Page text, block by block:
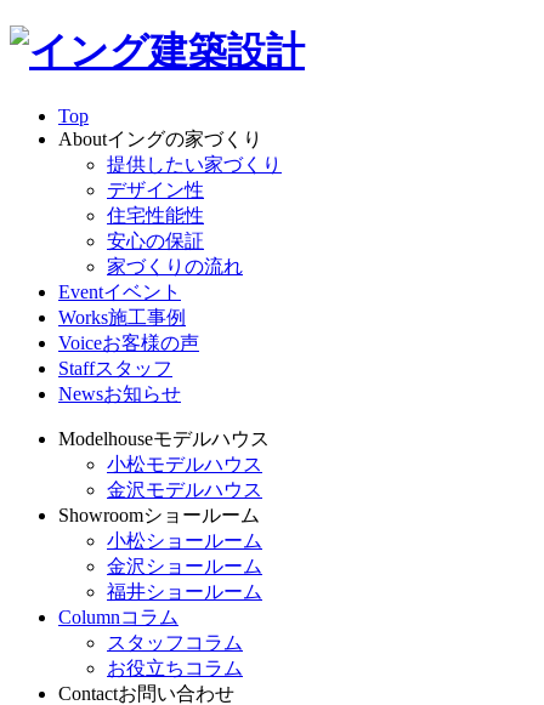
Top
Aboutイングの家づくり
提供したい家づくり
デザイン性
住宅性能性
安心の保証
家づくりの流れ
Eventイベント
Works施工事例
Voiceお客様の声
Staffスタッフ
Newsお知らせ
Modelhouseモデルハウス
小松モデルハウス
金沢モデルハウス
Showroomショールーム
小松ショールーム
金沢ショールーム
福井ショールーム
Columnコラム
スタッフコラム
お役立ちコラム
Contactお問い合わせ